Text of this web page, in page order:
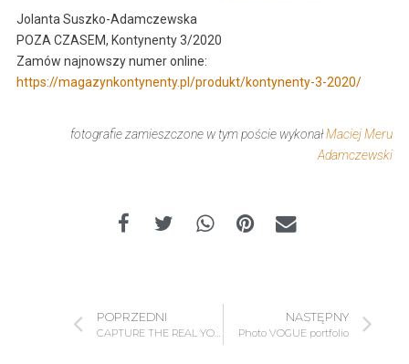
Jolanta Suszko-Adamczewska
POZA CZASEM, Kontynenty 3/2020
Zamów najnowszy numer online:
https://magazynkontynenty.pl/produkt/kontynenty-3-2020/
fotografie zamieszczone w tym poście wykonałMaciej Meru
Adamczewski
POPRZEDNI
CAPTURE THE REAL YOU
NASTĘPNY
Photo VOGUE portfolio